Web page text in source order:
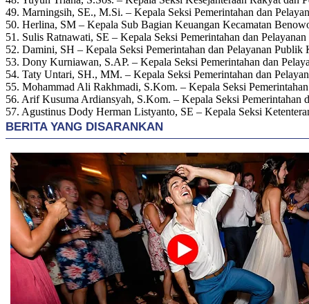
49. Marningsih, SE., M.Si. – Kepala Seksi Pemerintahan dan
50. Herlina, SM – Kepala Sub Bagian Keuangan Kecamatan
51. Sulis Ratnawati, SE – Kepala Seksi Pemerintahan dan
52. Damini, SH – Kepala Seksi Pemerintahan dan Pelayanan Publik
53. Dony Kurniawan, S.AP. – Kepala Seksi Pemerintahan dan
54. Taty Untari, SH., MM. – Kepala Seksi Pemerintahan dan
55. Mohammad Ali Rakhmadi, S.Kom. – Kepala Seksi
56. Arif Kusuma Ardiansyah, S.Kom. – Kepala Seksi Pemerintahan
57. Agustinus Dody Herman Listyanto, SE – Kepala Seksi